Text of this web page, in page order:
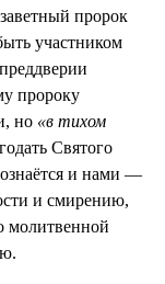
пророк
участником
пророку
но «в тихом
Святого
и нами —
и смирению,
молитвенной